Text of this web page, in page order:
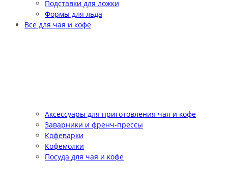
Подставки для ложки
Формы для льда
Все для чая и кофе
Аксессуары для приготовления чая и кофе
Заварники и френч-прессы
Кофеварки
Кофемолки
Посуда для чая и кофе